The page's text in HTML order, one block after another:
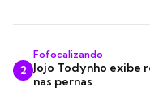
2
Fofocalizando
Jojo Todynho exibe
nas pernas